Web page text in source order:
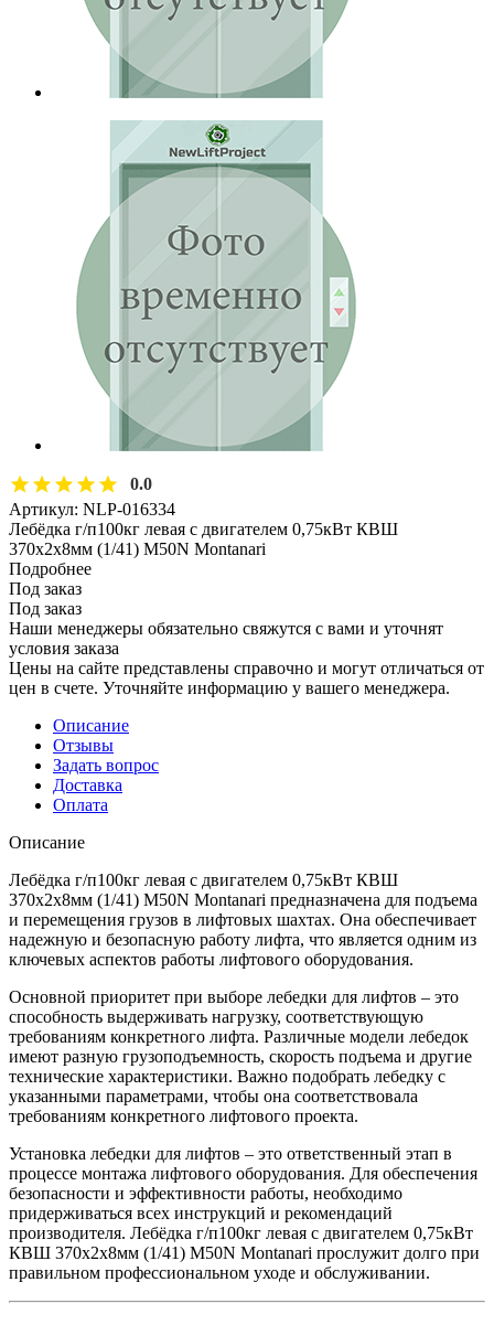
0.0
Артикул: NLP-016334
Лебёдка г/п100кг левая с двигателем 0,75кВт КВШ
370х2х8мм (1/41) M50N Montanari
Подробнее
Под заказ
Под заказ
Наши менеджеры обязательно свяжутся с вами и уточнят
условия заказа
Цены на сайте представлены справочно и могут отличаться от
цен в счете. Уточняйте информацию у вашего менеджера.
Описание
Отзывы
Задать вопрос
Доставка
Оплата
Описание
Лебёдка г/п100кг левая с двигателем 0,75кВт КВШ
370х2х8мм (1/41) M50N Montanari предназначена для подъема
и перемещения грузов в лифтовых шахтах. Она обеспечивает
надежную и безопасную работу лифта, что является одним из
ключевых аспектов работы лифтового оборудования.
Основной приоритет при выборе лебедки для лифтов – это
способность выдерживать нагрузку, соответствующую
требованиям конкретного лифта. Различные модели лебедок
имеют разную грузоподъемность, скорость подъема и другие
технические характеристики. Важно подобрать лебедку с
указанными параметрами, чтобы она соответствовала
требованиям конкретного лифтового проекта.
Установка лебедки для лифтов – это ответственный этап в
процессе монтажа лифтового оборудования. Для обеспечения
безопасности и эффективности работы, необходимо
придерживаться всех инструкций и рекомендаций
производителя. Лебёдка г/п100кг левая с двигателем 0,75кВт
КВШ 370х2х8мм (1/41) M50N Montanari прослужит долго при
правильном профессиональном уходе и обслуживании.